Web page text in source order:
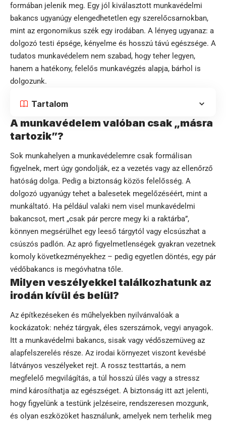
formában jelenik meg. Egy jól kiválasztott munkavédelmi
bakancs ugyanúgy elengedhetetlen egy szerelőcsarnokban,
mint az ergonomikus szék egy irodában. A lényeg ugyanaz: a
dolgozó testi épsége, kényelme és hosszú távú egészsége. A
tudatos munkavédelem nem szabad, hogy teher legyen,
hanem a hatékony, felelős munkavégzés alapja, bárhol is
dolgozunk.
Tartalom
A munkavédelem valóban csak „másra
tartozik”?
Sok munkahelyen a munkavédelemre csak formálisan
figyelnek, mert úgy gondolják, ez a vezetés vagy az ellenőrző
hatóság dolga. Pedig a biztonság közös felelősség. A
dolgozó ugyanúgy tehet a balesetek megelőzéséért, mint a
munkáltató. Ha például valaki nem visel munkavédelmi
bakancsot, mert „csak pár percre megy ki a raktárba”,
könnyen megsérülhet egy leeső tárgytól vagy elcsúszhat a
csúszós padlón. Az apró figyelmetlenségek gyakran vezetnek
komoly következményekhez – pedig egyetlen döntés, egy pár
védőbakancs is megóvhatna tőle.
Milyen veszélyekkel találkozhatunk az
irodán kívül és belül?
Az építkezéseken és műhelyekben nyilvánvalóak a
kockázatok: nehéz tárgyak, éles szerszámok, vegyi anyagok.
Itt a munkavédelmi bakancs, sisak vagy védőszemüveg az
alapfelszerelés része. Az irodai környezet viszont kevésbé
látványos veszélyeket rejt. A rossz testtartás, a nem
megfelelő megvilágítás, a túl hosszú ülés vagy a stressz
mind károsíthatja az egészséget. A biztonság itt azt jelenti,
hogy figyelünk a testünk jelzéseire, rendszeresen mozgunk,
és olyan eszközöket használunk, amelyek nem terhelik meg